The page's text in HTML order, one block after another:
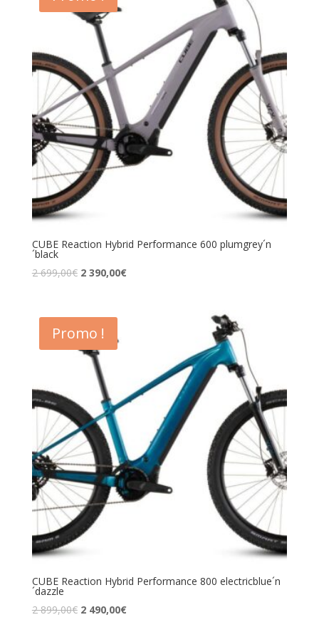
CUBE Reaction Hybrid Performance 600 plumgrey´n
´black
2 699,00€ 2 390,00€
Promo !
CUBE Reaction Hybrid Performance 800 electricblue´n
´dazzle
2 899,00€ 2 490,00€